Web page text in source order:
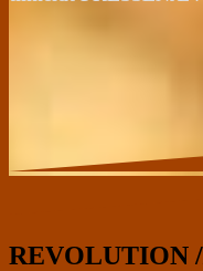
REVOLUTION